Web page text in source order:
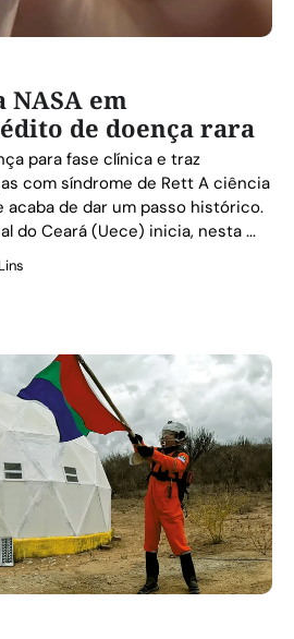
NASA em
de doença rara
para fase clínica e traz
com síndrome de Rett A ciência
acaba de dar um passo histórico.
do Ceará (Uece) inicia, nesta ...